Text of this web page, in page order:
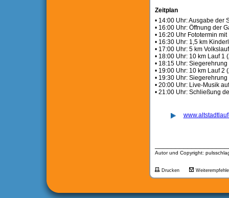
Zeitplan
• 14:00 Uhr: Ausgabe der
• 16:00 Uhr: Öffnung der
• 16:20 Uhr Fototermin
• 16:30 Uhr: 1,5 km
• 17:00 Uhr: 5 km Volkslauf
• 18:00 Uhr: 10 km Lauf 1
• 18:15 Uhr: Siegerehrung
• 19:00 Uhr: 10 km Lauf 2
• 19:30 Uhr:
• 20:00 Uhr: Live-Musik
• 21:00 Uhr: Schließung
Autor und Copyright:
Drucken